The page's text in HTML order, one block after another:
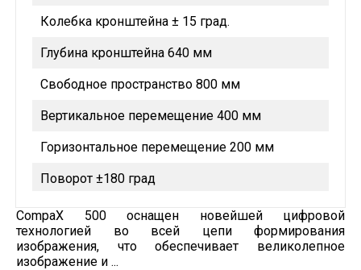
Колебка кронштейна ± 15 град.
Глубина кронштейна 640 мм
Свободное пространство 800 мм
Вертикальное перемещение 400 мм
Горизонтальное перемещение 200 мм
Поворот ±180 град
CompaX 500 оснащен новейшей цифровой
технологией во всей цепи формирования
изображения, что обеспечивает великолепное
изображение и ...